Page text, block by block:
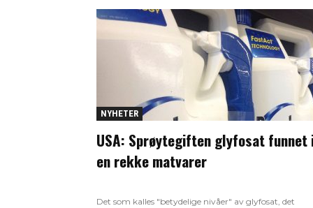
NYHETER
USA: Sprøytegiften glyfosat funnet
en rekke matvarer
Det som kalles "betydelige nivåer" av glyfosat, det